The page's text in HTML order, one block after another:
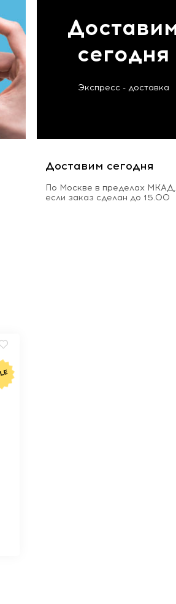
сегодня
Экспресс - доставка
Доставим сегодня
По Москве в пределах МКАД,
если заказ сделан до 15.00